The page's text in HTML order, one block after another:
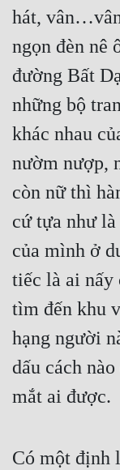
hát,
ngọn đèn nê
đường Bất
những bộ
khác nhau
nườm nượp,
còn nữ thì
cứ tựa như
của mình ở
tiếc là ai nấy
tìm đến khu
hạng người
dấu cách
mắt ai được.
Có một định